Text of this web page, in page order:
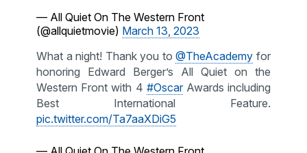
— All Quiet On The Western Front
(@allquietmovie) March 13, 2023
What a night! Thank you to@TheAcademy for
honoring Edward Berger’s All Quiet on the
Western Front with 4 #OscarAwards including
Best International Feature.
pic.twitter.com/Ta7aaXDiG5